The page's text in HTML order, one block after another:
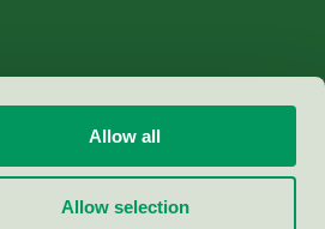
Allow all
Allow selection